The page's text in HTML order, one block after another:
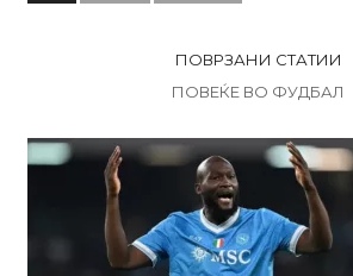
ПОВРЗАНИ СТАТИИ
ПОВЕЌЕ ВО ФУДБАЛ